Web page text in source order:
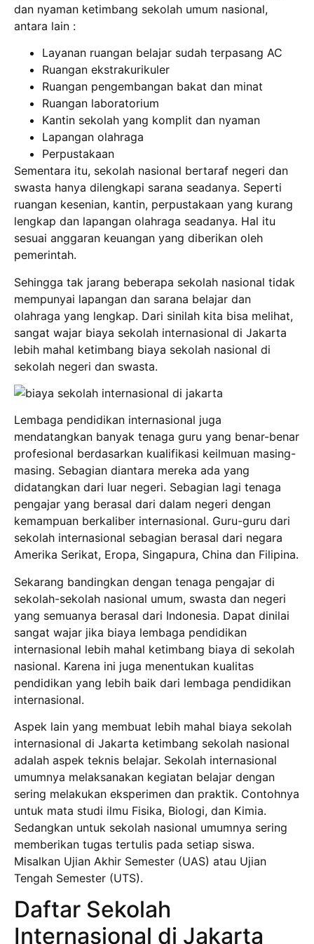
dan nyaman ketimbang sekolah umum nasional,
antara lain :
Layanan ruangan belajar sudah terpasang AC
Ruangan ekstrakurikuler
Ruangan pengembangan bakat dan minat
Ruangan laboratorium
Kantin sekolah yang komplit dan nyaman
Lapangan olahraga
Perpustakaan
Sementara itu, sekolah nasional bertaraf negeri dan
swasta hanya dilengkapi sarana seadanya. Seperti
ruangan kesenian, kantin, perpustakaan yang kurang
lengkap dan lapangan olahraga seadanya. Hal itu
sesuai anggaran keuangan yang diberikan oleh
pemerintah.
Sehingga tak jarang beberapa sekolah nasional tidak
mempunyai lapangan dan sarana belajar dan
olahraga yang lengkap. Dari sinilah kita bisa melihat,
sangat wajar biaya sekolah internasional di Jakarta
lebih mahal ketimbang biaya sekolah nasional di
sekolah negeri dan swasta.
Lembaga pendidikan internasional juga
mendatangkan banyak tenaga guru yang benar-benar
profesional berdasarkan kualifikasi keilmuan masing-
masing. Sebagian diantara mereka ada yang
didatangkan dari luar negeri. Sebagian lagi tenaga
pengajar yang berasal dari dalam negeri dengan
kemampuan berkaliber internasional. Guru-guru dari
sekolah internasional sebagian berasal dari negara
Amerika Serikat, Eropa, Singapura, China dan Filipina.
Sekarang bandingkan dengan tenaga pengajar di
sekolah-sekolah nasional umum, swasta dan negeri
yang semuanya berasal dari Indonesia. Dapat dinilai
sangat wajar jika biaya lembaga pendidikan
internasional lebih mahal ketimbang biaya di sekolah
nasional. Karena ini juga menentukan kualitas
pendidikan yang lebih baik dari lembaga pendidikan
internasional.
Aspek lain yang membuat lebih mahal biaya sekolah
internasional di Jakarta ketimbang sekolah nasional
adalah aspek teknis belajar. Sekolah internasional
umumnya melaksanakan kegiatan belajar dengan
sering melakukan eksperimen dan praktik. Contohnya
untuk mata studi ilmu Fisika, Biologi, dan Kimia.
Sedangkan untuk sekolah nasional umumnya sering
memberikan tugas tertulis pada setiap siswa.
Misalkan Ujian Akhir Semester (UAS) atau Ujian
Tengah Semester (UTS).
Daftar Sekolah
Internasional di Jakarta